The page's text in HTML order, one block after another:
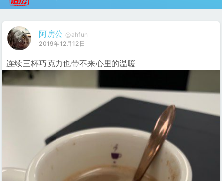
阿房公 @ahfun
2019年12月12日
连续三杯巧克力也带不来心里的温暖